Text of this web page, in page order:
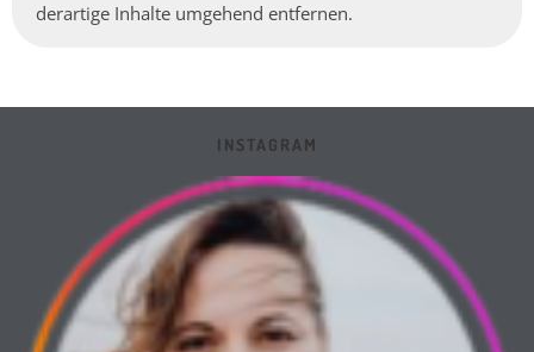
derartige Inhalte umgehend entfernen.
INSTAGRAM